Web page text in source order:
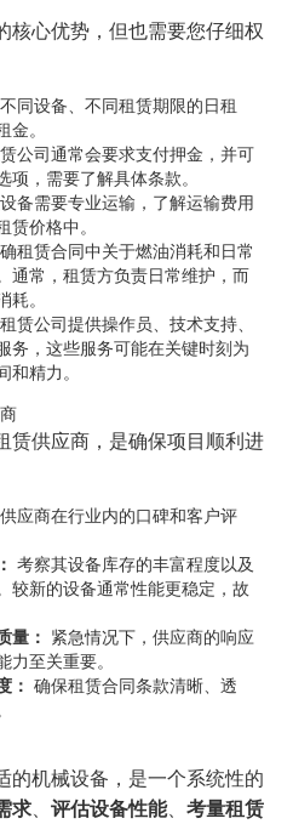
核心优势，但也需要您仔细权
同设备、不同租赁期限的日租
。
公司通常会要求支付押金，并可
项，需要了解具体条款。
备需要专业运输，了解运输费用
赁价格中。
租赁合同中关于燃油消耗和日常
通常，租赁方负责日常维护，而
。
赁公司提供操作员、技术支持、
务，这些服务可能在关键时刻为
精力。
赁供应商，是确保项目顺利进
应商在行业内的口碑和客户评
考察其设备库存的丰富程度以及
较新的设备通常性能更稳定，故
量： 紧急情况下，供应商的响应
至关重要。
： 确保租赁合同条款清晰、透
的机械设备，是一个系统性的
求、 评估设备性能、 考量租赁